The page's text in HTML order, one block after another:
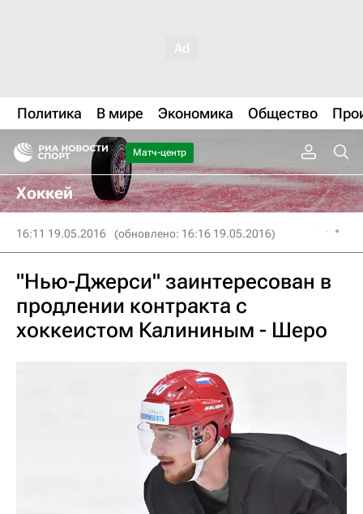
Политика В мире Экономика Общество
Матч-центр
Хоккей
16:11 19.05.2016 (обновлено: 16:16 19.05.2016)
"Нью-Джерси" заинтересован в
продлении контракта с
хоккеистом Калининым - Шеро